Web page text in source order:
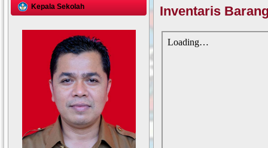
Kepala Sekolah Inventaris